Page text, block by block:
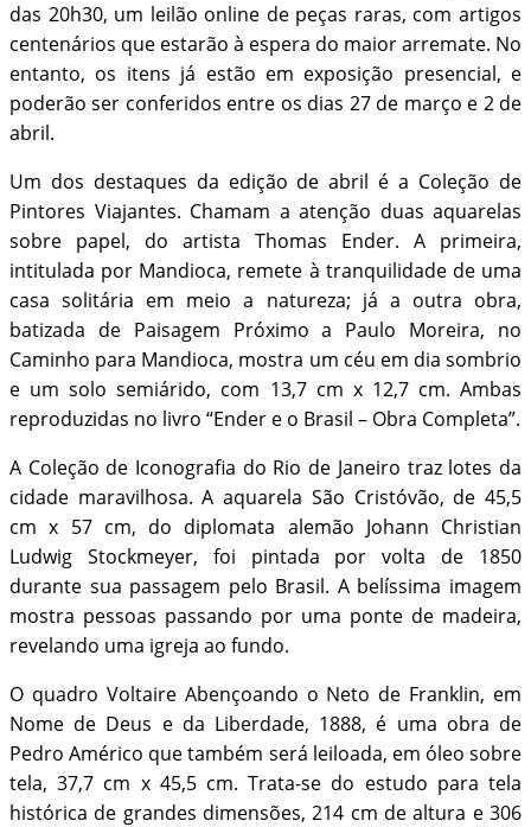
das 20h30, um leilão online de peças raras, com artigos
centenários que estarão à espera do maior arremate. No
entanto, os itens já estão em exposição presencial, e
poderão ser conferidos entre os dias 27 de março e 2 de
abril.
Um dos destaques da edição de abril é a Coleção de
Pintores Viajantes. Chamam a atenção duas aquarelas
sobre papel, do artista Thomas Ender. A primeira,
intitulada por Mandioca, remete à tranquilidade de uma
casa solitária em meio a natureza; já a outra obra,
batizada de Paisagem Próximo a Paulo Moreira, no
Caminho para Mandioca, mostra um céu em dia sombrio
e um solo semiárido, com 13,7 cm x 12,7 cm. Ambas
reproduzidas no livro “Ender e o Brasil – Obra Completa”.
A Coleção de Iconografia do Rio de Janeiro traz lotes da
cidade maravilhosa. A aquarela São Cristóvão, de 45,5
cm x 57 cm, do diplomata alemão Johann Christian
Ludwig Stockmeyer, foi pintada por volta de 1850
durante sua passagem pelo Brasil. A belíssima imagem
mostra pessoas passando por uma ponte de madeira,
revelando uma igreja ao fundo.
O quadro Voltaire Abençoando o Neto de Franklin, em
Nome de Deus e da Liberdade, 1888, é uma obra de
Pedro Américo que também será leiloada, em óleo sobre
tela, 37,7 cm x 45,5 cm. Trata-se do estudo para tela
histórica de grandes dimensões, 214 cm de altura e 306